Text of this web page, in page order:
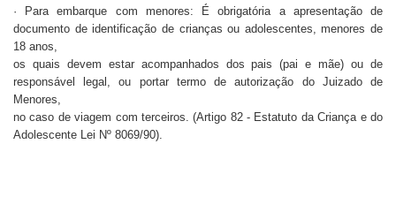
· Para embarque com menores: É obrigatória a apresentação de
documento de identificação de crianças ou adolescentes, menores de
18 anos,
os quais devem estar acompanhados dos pais (pai e mãe) ou de
responsável legal, ou portar termo de autorização do Juizado de
Menores,
no caso de viagem com terceiros. (Artigo 82 - Estatuto da Criança e do
Adolescente Lei Nº 8069/90).